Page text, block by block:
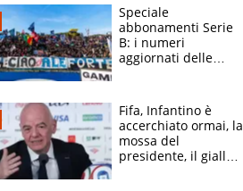
Speciale
abbonamenti Serie
B: i numeri
aggiornati delle
Fifa, Infantino è
accerchiato ormai, la
mossa del
presidente, il giallo